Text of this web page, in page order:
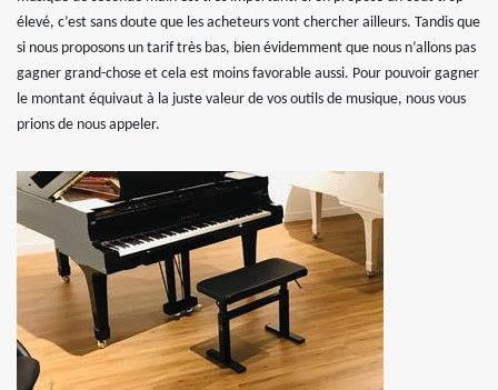
élevé, c’est sans doute que les acheteurs vont chercher ailleurs. Tandis que
si nous proposons un tarif très bas, bien évidemment que nous n’allons pas
gagner grand-chose et cela est moins favorable aussi. Pour pouvoir gagner
le montant équivaut à la juste valeur de vos outils de musique, nous vous
prions de nous appeler.